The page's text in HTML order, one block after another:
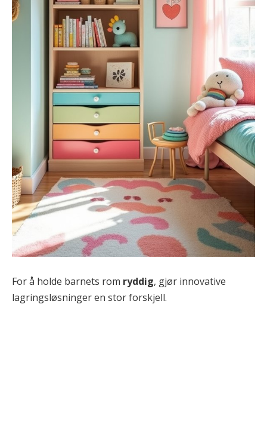
For å holde barnets rom ryddig, gjør innovative
lagringsløsninger en stor forskjell.